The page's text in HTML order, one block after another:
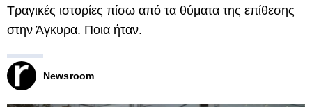
Τραγικές ιστορίες πίσω από τα θύματα της επίθεσης
στην Άγκυρα. Ποια ήταν.
Newsroom